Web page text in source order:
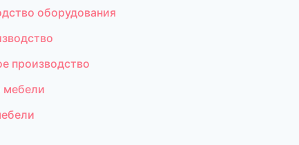
оборудования
производство
мебели